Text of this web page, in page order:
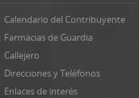
Calendario del Contribuyente
Farmacias de Guardia
Callejero
Direcciones y Teléfonos
Enlaces de interés